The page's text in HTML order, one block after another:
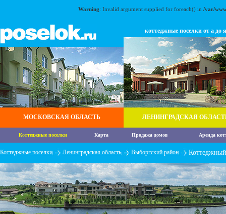
Warning: Invalid argument supplied for foreach() in /var/
МОСКОВСКАЯ ОБЛАСТЬ
коттеджные поселки от а до я
ЛЕНИНГРАДСКАЯ
Коттеджные поселки Карта Продажа домов Аренда
Коттеджные поселки Ленинградская область Выборгский район